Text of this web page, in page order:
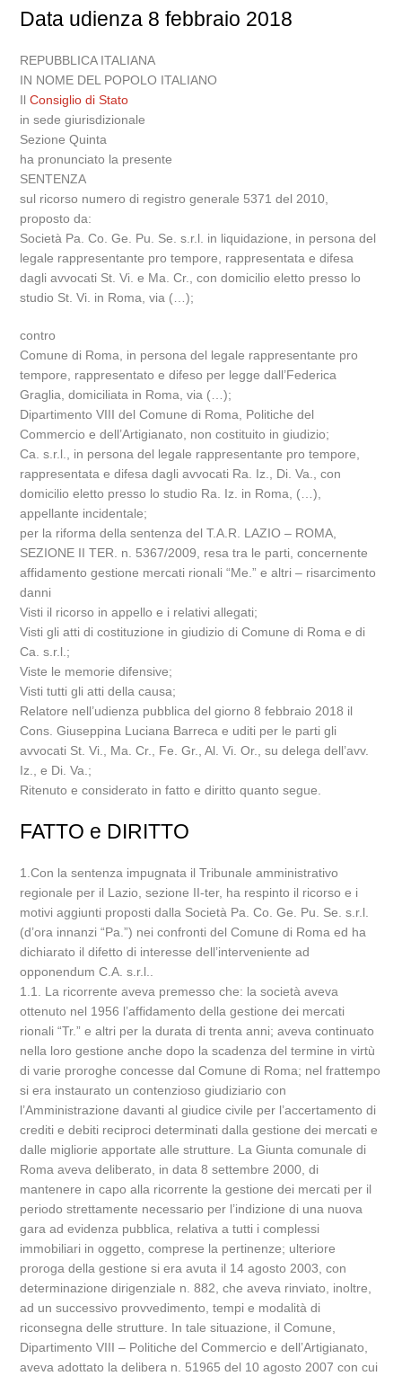
Data udienza 8 febbraio 2018
REPUBBLICA ITALIANA
IN NOME DEL POPOLO ITALIANO
IlConsiglio di Stato
in sede giurisdizionale
Sezione Quinta
ha pronunciato la presente
SENTENZA
sul ricorso numero di registro generale 5371 del 2010,
proposto da:
Società Pa. Co. Ge. Pu. Se. s.r.l. in liquidazione, in persona del
legale rappresentante pro tempore, rappresentata e difesa
dagli avvocati St. Vi. e Ma. Cr., con domicilio eletto presso lo
studio St. Vi. in Roma, via (…);
contro
Comune di Roma, in persona del legale rappresentante pro
tempore, rappresentato e difeso per legge dall’Federica
Graglia, domiciliata in Roma, via (…);
Dipartimento VIII del Comune di Roma, Politiche del
Commercio e dell’Artigianato, non costituito in giudizio;
Ca. s.r.l., in persona del legale rappresentante pro tempore,
rappresentata e difesa dagli avvocati Ra. Iz., Di. Va., con
domicilio eletto presso lo studio Ra. Iz. in Roma, (…),
appellante incidentale;
per la riforma della sentenza del T.A.R. LAZIO – ROMA,
SEZIONE II TER. n. 5367/2009, resa tra le parti, concernente
affidamento gestione mercati rionali “Me.” e altri – risarcimento
danni
Visti il ricorso in appello e i relativi allegati;
Visti gli atti di costituzione in giudizio di Comune di Roma e di
Ca. s.r.l.;
Viste le memorie difensive;
Visti tutti gli atti della causa;
Relatore nell’udienza pubblica del giorno 8 febbraio 2018 il
Cons. Giuseppina Luciana Barreca e uditi per le parti gli
avvocati St. Vi., Ma. Cr., Fe. Gr., Al. Vi. Or., su delega dell’avv.
Iz., e Di. Va.;
Ritenuto e considerato in fatto e diritto quanto segue.
FATTO e DIRITTO
1.Con la sentenza impugnata il Tribunale amministrativo
regionale per il Lazio, sezione II-ter, ha respinto il ricorso e i
motivi aggiunti proposti dalla Società Pa. Co. Ge. Pu. Se. s.r.l.
(d’ora innanzi “Pa.”) nei confronti del Comune di Roma ed ha
dichiarato il difetto di interesse dell’interveniente ad
opponendum C.A. s.r.l..
1.1. La ricorrente aveva premesso che: la società aveva
ottenuto nel 1956 l’affidamento della gestione dei mercati
rionali “Tr.” e altri per la durata di trenta anni; aveva continuato
nella loro gestione anche dopo la scadenza del termine in virtù
di varie proroghe concesse dal Comune di Roma; nel frattempo
si era instaurato un contenzioso giudiziario con
l’Amministrazione davanti al giudice civile per l’accertamento di
crediti e debiti reciproci determinati dalla gestione dei mercati e
dalle migliorie apportate alle strutture. La Giunta comunale di
Roma aveva deliberato, in data 8 settembre 2000, di
mantenere in capo alla ricorrente la gestione dei mercati per il
periodo strettamente necessario per l’indizione di una nuova
gara ad evidenza pubblica, relativa a tutti i complessi
immobiliari in oggetto, comprese la pertinenze; ulteriore
proroga della gestione si era avuta il 14 agosto 2003, con
determinazione dirigenziale n. 882, che aveva rinviato, inoltre,
ad un successivo provvedimento, tempi e modalità di
riconsegna delle strutture. In tale situazione, il Comune,
Dipartimento VIII – Politiche del Commercio e dell’Artigianato,
aveva adottato la delibera n. 51965 del 10 agosto 2007 con cui